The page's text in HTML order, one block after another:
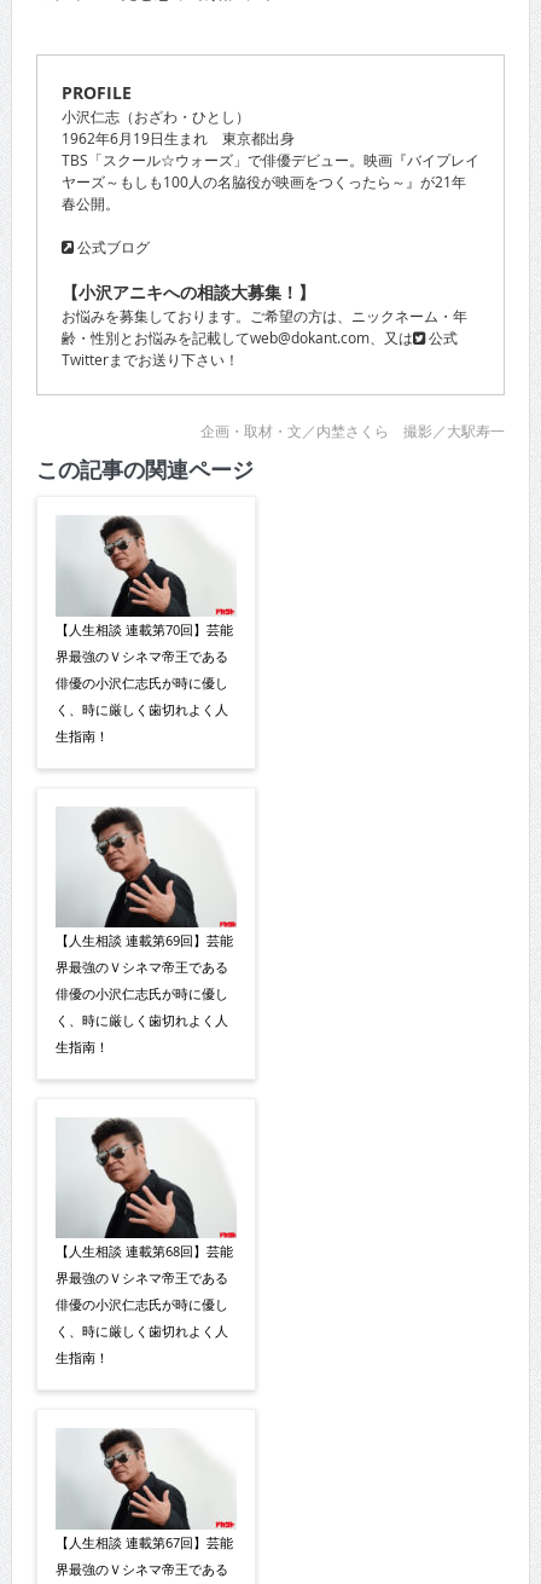
PROFILE
小沢仁志（おざわ・ひとし）
1962年6月19日生まれ 東京都出身
TBS「スクール☆ウォーズ」で俳優デビュー。映画『バイプレイ
ヤーズ～もしも100人の名脇役が映画をつくったら～』が21年
春公開。
公式ブログ
【小沢アニキへの相談大募集！】
お悩みを募集しております。ご希望の方は、ニックネーム・年
齢・性別とお悩みを記載してweb@dokant.com、又は
公式
Twitterまでお送り下さい！
企画・取材・文／内埜さくら 撮影／大駅寿一
この記事の関連ページ
【人生相談 連載第70回】芸能
界最強のＶシネマ帝王である
俳優の小沢仁志氏が時に優し
く、時に厳しく歯切れよく人
生指南！
【人生相談 連載第69回】芸能
界最強のＶシネマ帝王である
俳優の小沢仁志氏が時に優し
く、時に厳しく歯切れよく人
生指南！
【人生相談 連載第68回】芸能
界最強のＶシネマ帝王である
俳優の小沢仁志氏が時に優し
く、時に厳しく歯切れよく人
生指南！
【人生相談 連載第67回】芸能
界最強のＶシネマ帝王である